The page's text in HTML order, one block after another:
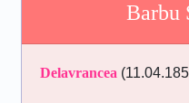
Barbu
Delavrancea